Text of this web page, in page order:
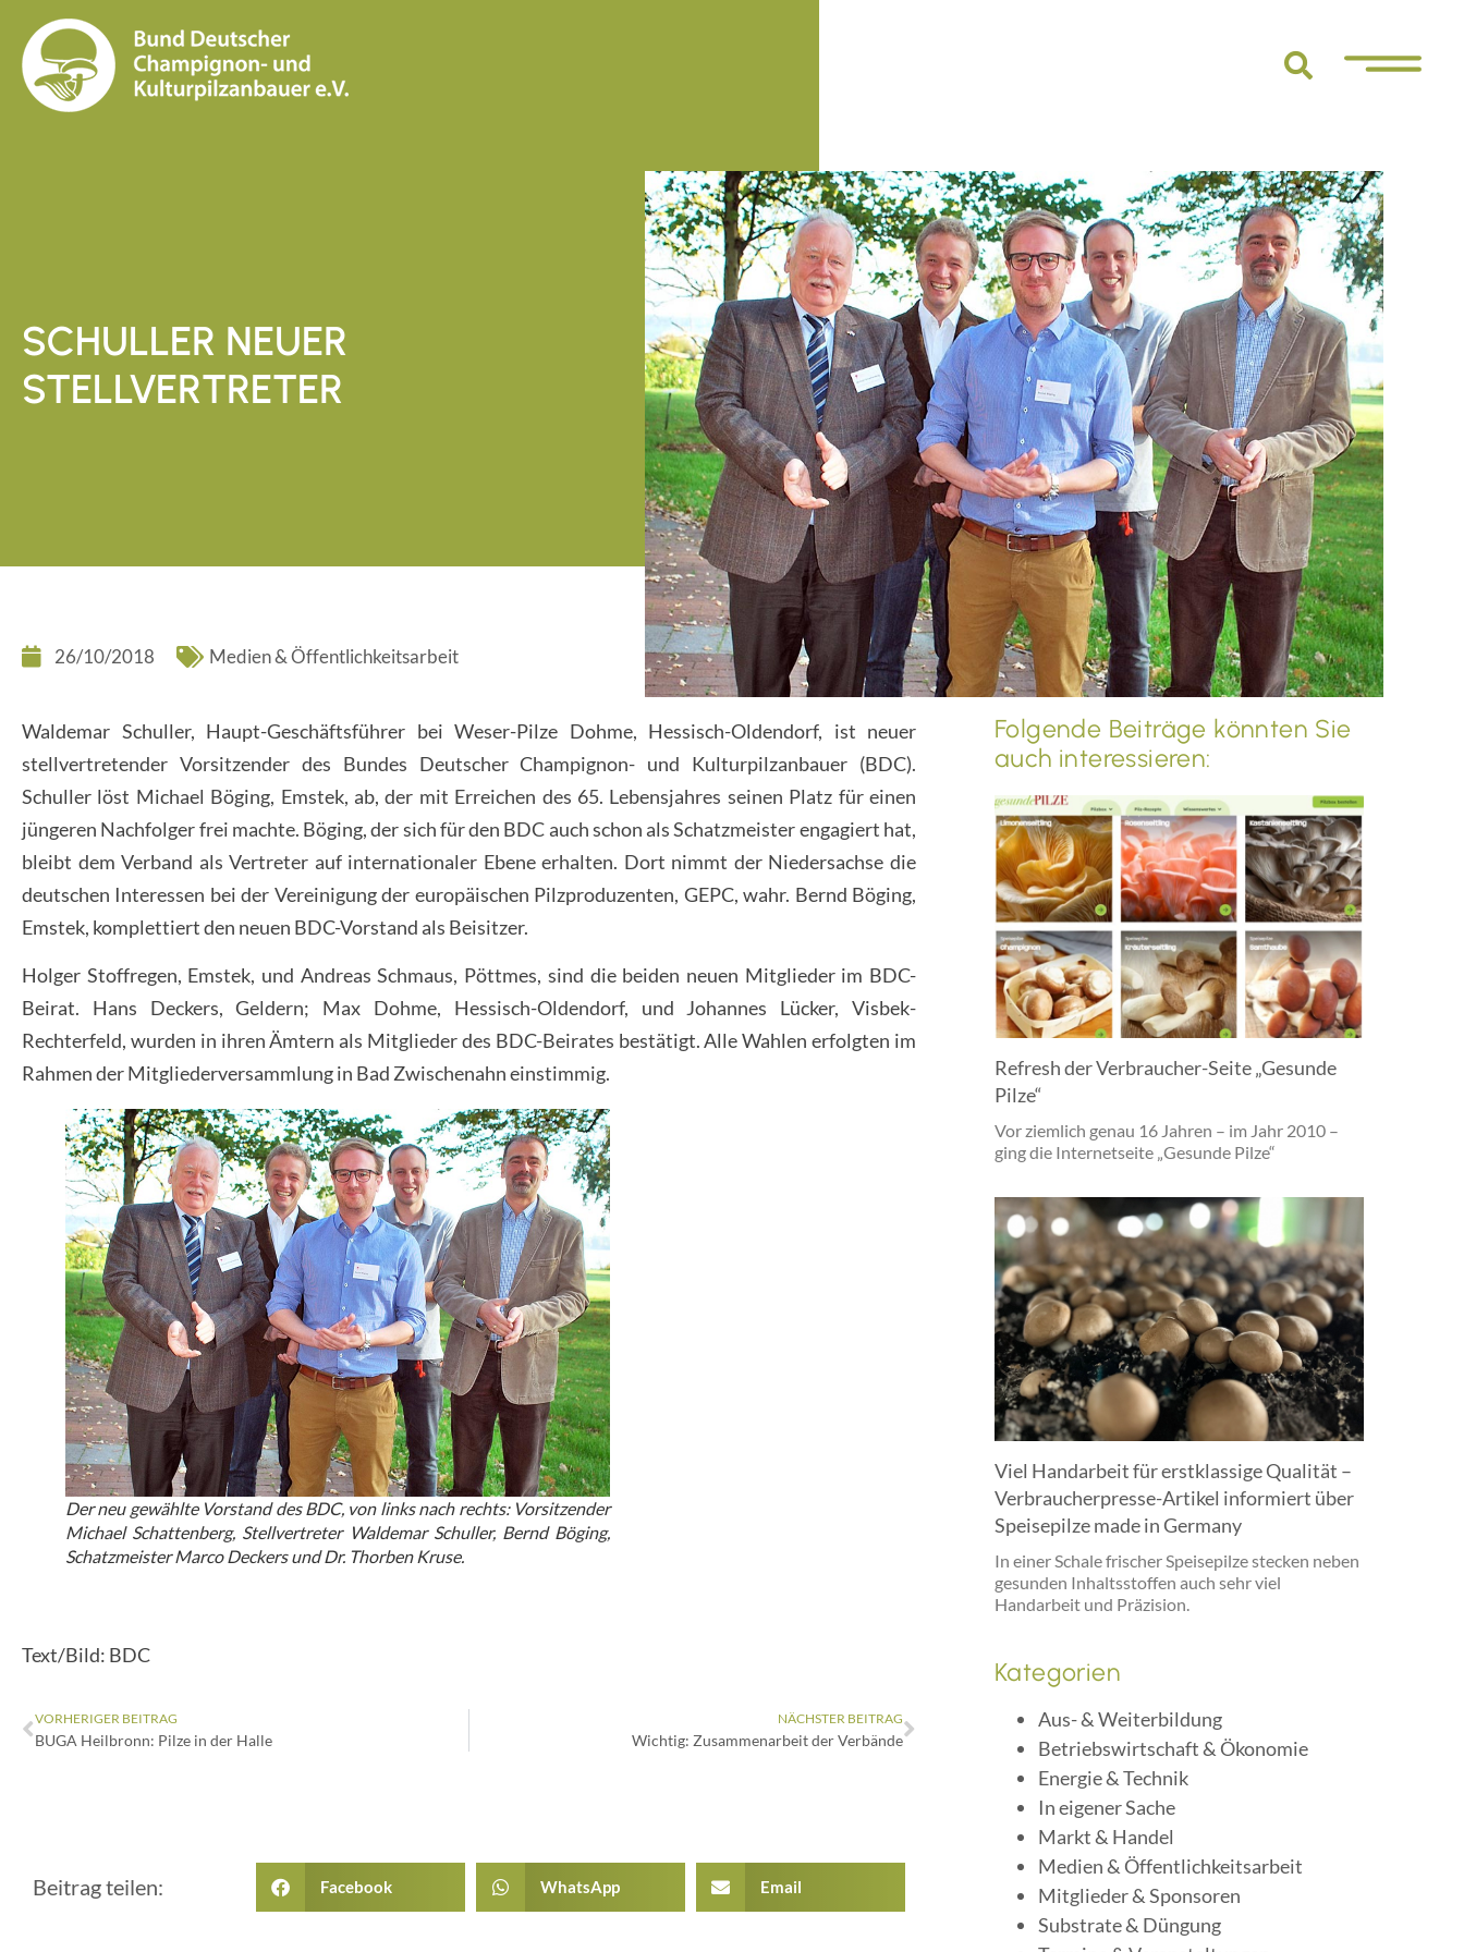
SCHULLER NEUER
STELLVERTRETER
26/10/2018 Medien & Öffentlichkeitsarbeit
Waldemar Schuller, Haupt-Geschäftsführer bei Weser-Pilze Dohme, Hessisch-Oldendorf, ist neuer
stellvertretender Vorsitzender des Bundes Deutscher Champignon- und Kulturpilzanbauer (BDC).
Schuller löst Michael Böging, Emstek, ab, der mit Erreichen des 65. Lebensjahres seinen Platz für einen
jüngeren Nachfolger frei machte. Böging, der sich für den BDC auch schon als Schatzmeister engagiert hat,
bleibt dem Verband als Vertreter auf internationaler Ebene erhalten. Dort nimmt der Niedersachse die
deutschen Interessen bei der Vereinigung der europäischen Pilzproduzenten, GEPC, wahr. Bernd Böging,
Emstek, komplettiert den neuen BDC-Vorstand als Beisitzer.
Holger Stoffregen, Emstek, und Andreas Schmaus, Pöttmes, sind die beiden neuen Mitglieder im BDC-
Beirat. Hans Deckers, Geldern; Max Dohme, Hessisch-Oldendorf, und Johannes Lücker, Visbek-
Rechterfeld, wurden in ihren Ämtern als Mitglieder des BDC-Beirates bestätigt. Alle Wahlen erfolgten im
Rahmen der Mitgliederversammlung in Bad Zwischenahn einstimmig.
Der neu gewählte Vorstand des BDC, von links nach rechts: Vorsitzender
Michael Schattenberg, Stellvertreter Waldemar Schuller, Bernd Böging,
Schatzmeister Marco Deckers und Dr. Thorben Kruse.
Text/Bild: BDC
VORHERIGER BEITRAG
BUGA Heilbronn: Pilze in der Halle
NÄCHSTER BEITRAG
Wichtig: Zusammenarbeit der Verbände
Beitrag teilen: Facebook WhatsApp Email
Folgende Beiträge könnten Sie
auch interessieren:
Refresh der Verbraucher-Seite „Gesunde
Pilze“
Vor ziemlich genau 16 Jahren – im Jahr 2010 –
ging die Internetseite „Gesunde Pilze“
Viel Handarbeit für erstklassige Qualität –
Verbraucherpresse-Artikel informiert über
Speisepilze made in Germany
In einer Schale frischer Speisepilze stecken neben
gesunden Inhaltsstoffen auch sehr viel
Handarbeit und Präzision.
Kategorien
Aus- & Weiterbildung
Betriebswirtschaft & Ökonomie
Energie & Technik
In eigener Sache
Markt & Handel
Medien & Öffentlichkeitsarbeit
Mitglieder & Sponsoren
Substrate & Düngung